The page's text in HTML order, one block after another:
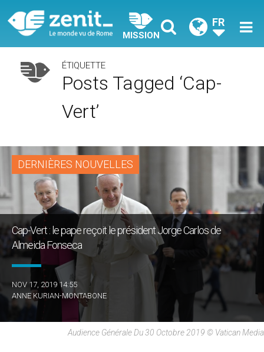
MISSION
FR
ÉTIQUETTE
Posts Tagged ‘Cap-
Vert’
DERNIÈRES NOUVELLES
Cap-Vert : le pape reçoit le président Jorge Carlos de
Almeida Fonseca
NOV 17, 2019 14:55
ANNE KURIAN-MONTABONE
Audience Générale Du 30 Octobre 2019 © Vatican Media